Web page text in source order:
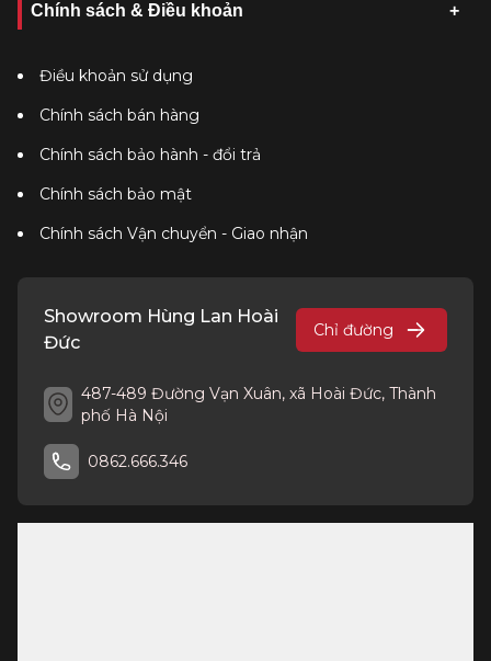
Chính sách & Điều khoản
Điều khoản sử dụng
Chính sách bán hàng
Chính sách bảo hành - đổi trả
Chính sách bảo mật
Chính sách Vận chuyển - Giao nhận
Showroom Hùng Lan Hoài
Đức
Chỉ đường
487-489 Đường Vạn Xuân, xã Hoài Đức, Thành
phố Hà Nội
0862.666.346